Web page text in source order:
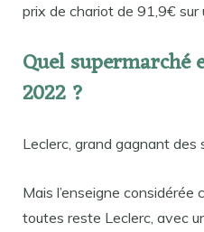
prix de chariot de 91,9€
Quel supermarché
2022 ?
Leclerc, grand gagnant des
Mais l’enseigne considérée
toutes reste Leclerc, avec